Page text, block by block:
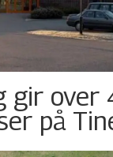
gir over
på